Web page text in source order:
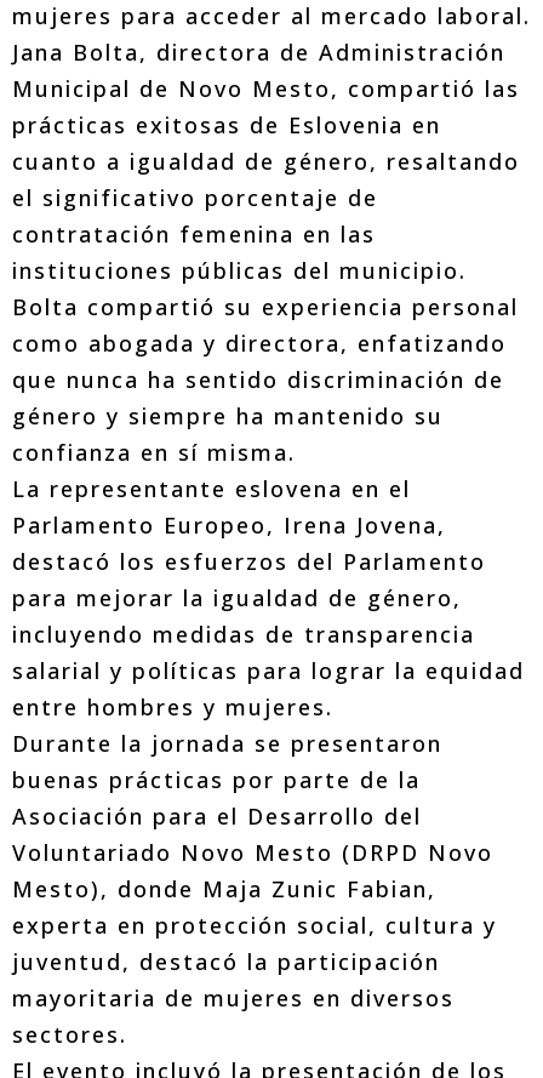
mujeres para acceder al mercado laboral.
Jana Bolta, directora de Administración
Municipal de Novo Mesto, compartió las
prácticas exitosas de Eslovenia en
cuanto a igualdad de género, resaltando
el significativo porcentaje de
contratación femenina en las
instituciones públicas del municipio.
Bolta compartió su experiencia personal
como abogada y directora, enfatizando
que nunca ha sentido discriminación de
género y siempre ha mantenido su
confianza en sí misma.
La representante eslovena en el
Parlamento Europeo, Irena Jovena,
destacó los esfuerzos del Parlamento
para mejorar la igualdad de género,
incluyendo medidas de transparencia
salarial y políticas para lograr la equidad
entre hombres y mujeres.
Durante la jornada se presentaron
buenas prácticas por parte de la
Asociación para el Desarrollo del
Voluntariado Novo Mesto (DRPD Novo
Mesto), donde Maja Zunic Fabian,
experta en protección social, cultura y
juventud, destacó la participación
mayoritaria de mujeres en diversos
sectores.
El evento incluyó la presentación de los